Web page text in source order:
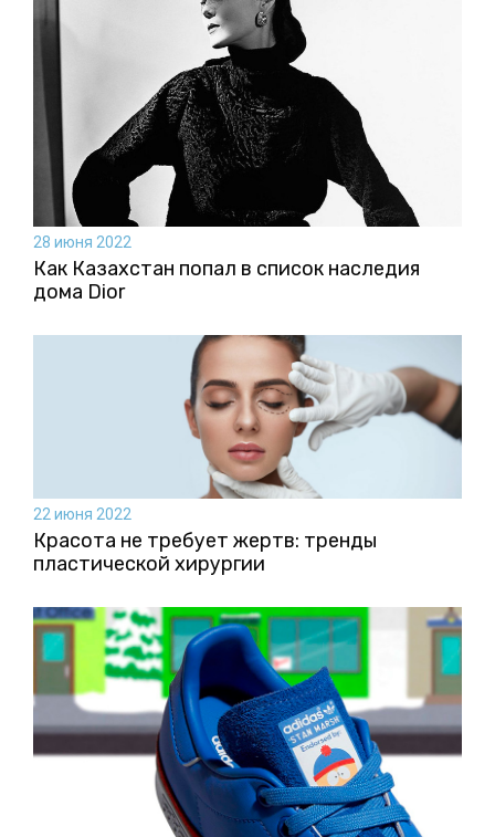
28 июня 2022
Как Казахстан попал в список наследия
дома Dior
22 июня 2022
Красота не требует жертв: тренды
пластической хирургии